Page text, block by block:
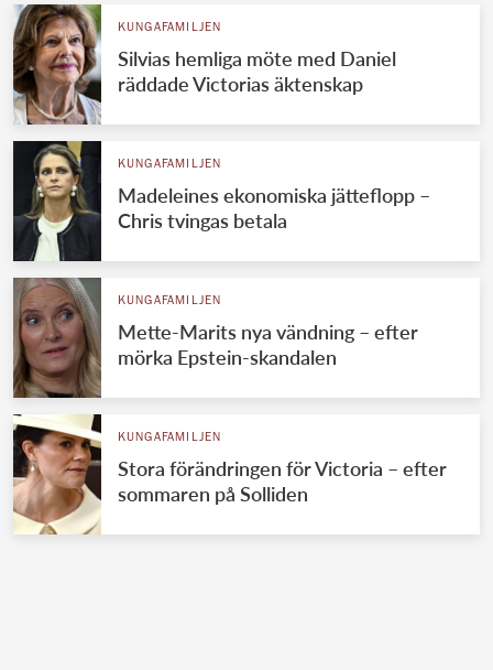
KUNGAFAMILJEN
Silvias hemliga möte med Daniel
räddade Victorias äktenskap
KUNGAFAMILJEN
Madeleines ekonomiska jätteflopp –
Chris tvingas betala
KUNGAFAMILJEN
Mette-Marits nya vändning – efter
mörka Epstein-skandalen
KUNGAFAMILJEN
Stora förändringen för Victoria – efter
sommaren på Solliden